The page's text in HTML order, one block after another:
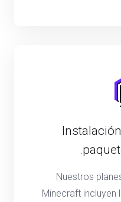
Nuestros
Minecraft incluyen